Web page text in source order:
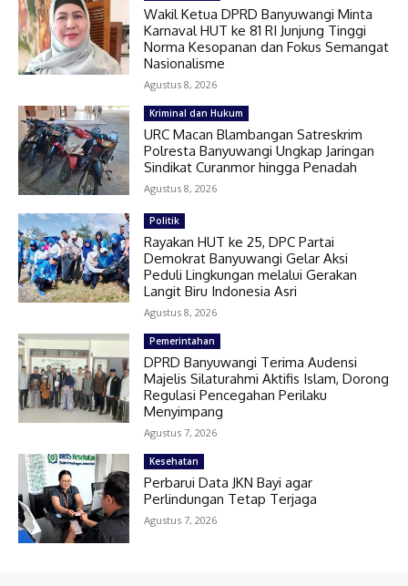
Wakil Ketua DPRD Banyuwangi Minta
Karnaval HUT ke 81 RI Junjung Tinggi
Norma Kesopanan dan Fokus Semangat
Nasionalisme
Agustus 8, 2026
Kriminal dan Hukum
URC Macan Blambangan Satreskrim
Polresta Banyuwangi Ungkap Jaringan
Sindikat Curanmor hingga Penadah
Agustus 8, 2026
Politik
Rayakan HUT ke 25, DPC Partai
Demokrat Banyuwangi Gelar Aksi
Peduli Lingkungan melalui Gerakan
Langit Biru Indonesia Asri
Agustus 8, 2026
Pemerintahan
DPRD Banyuwangi Terima Audensi
Majelis Silaturahmi Aktifis Islam, Dorong
Regulasi Pencegahan Perilaku
Menyimpang
Agustus 7, 2026
Kesehatan
Perbarui Data JKN Bayi agar
Perlindungan Tetap Terjaga
Agustus 7, 2026